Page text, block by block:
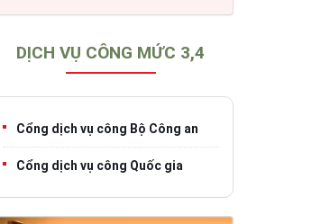
DỊCH VỤ CÔNG MỨC 3,4
Cổng dịch vụ công Bộ Công an
Cổng dịch vụ công Quốc gia